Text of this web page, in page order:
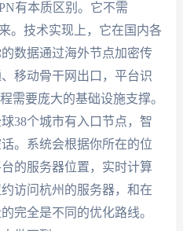
有本质区别。它不需
。技术实现上，它在国内各
数据通过海外节点加密传
移动骨干网出口，平台识
需要庞大的基础设施支撑。
38个城市有入口节点，智
。系统会根据你所在的位
的服务器位置，实时计算
访问杭州的服务器，和在
完全是不同的优化路线。